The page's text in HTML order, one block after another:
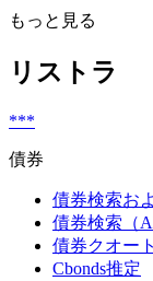
もっと見る
リストラ
***
債券
債券検索お
債券検索（
債券クオー
Cbonds推定